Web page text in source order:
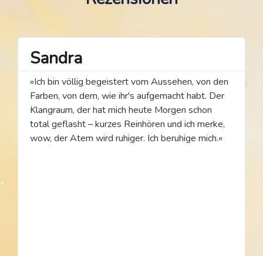
Sandra
»Ich bin völlig begeistert vom Aussehen, von den
Farben, von dem, wie ihr's aufgemacht habt. Der
Klangraum, der hat mich heute Morgen schon
total geflasht – kurzes Reinhören und ich merke,
wow, der Atem wird ruhiger. Ich beruhige mich.«